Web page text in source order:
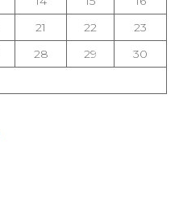
21 22
23
28 29
30